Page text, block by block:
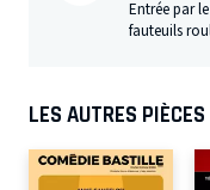
Entrée par
fauteuils
LES AUTRES